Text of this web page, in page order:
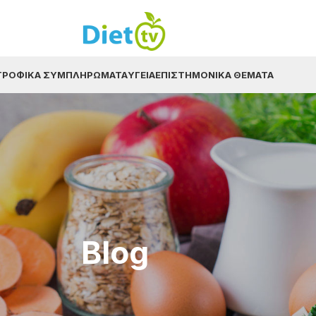
ΣΥΜΠΛΗΡΏΜΑΤΑΥΓΕΊΑΕΠΙΣΤΗΜΟΝΙΚΆ ΘΈΜΑΤΑ
Blog